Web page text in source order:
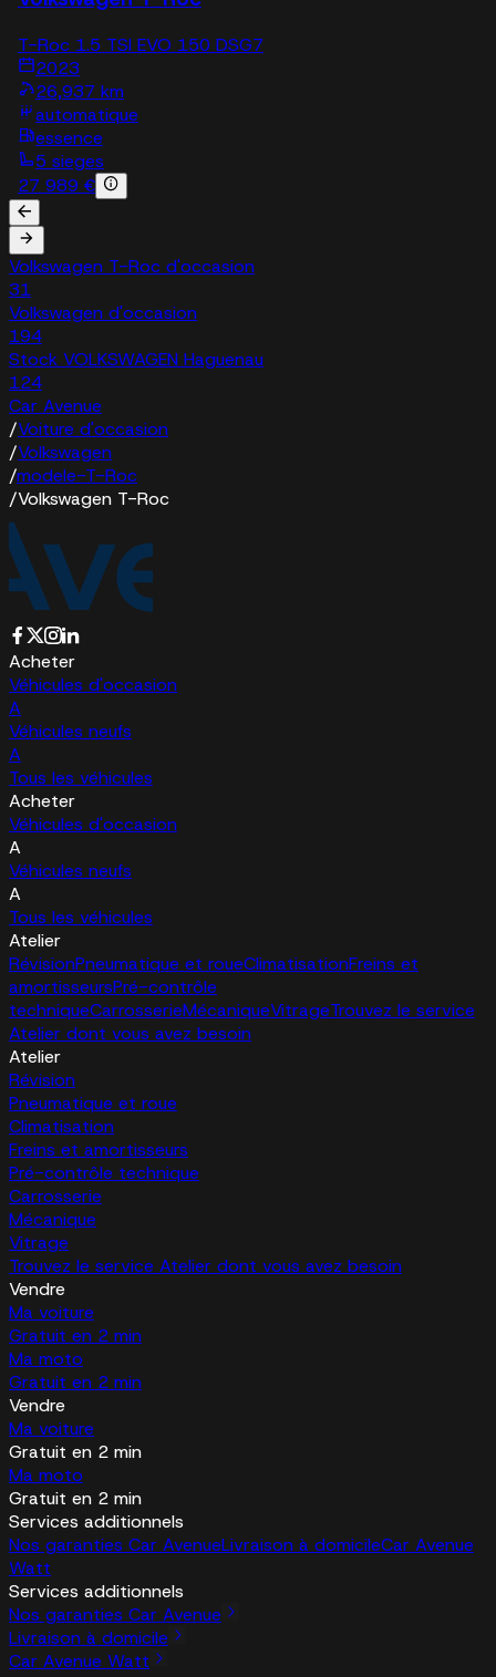
T-Roc 1.5 TSI EVO 150 DSG7
2023
26,937 km
automatique
essence
5 sieges
27 989 €
Volkswagen T-Roc d'occasion
31
Volkswagen d'occasion
194
Stock VOLKSWAGEN Haguenau
124
Car Avenue
/Voiture d'occasion
/Volkswagen
/modele-T-Roc
/Volkswagen T-Roc
Acheter
Véhicules d'occasion
A
Véhicules neufs
A
Tous les véhicules
Acheter
Véhicules d'occasion
A
Véhicules neufs
A
Tous les véhicules
Atelier
RévisionPneumatique et roueClimatisationFreins et
amortisseursPré-contrôle
techniqueCarrosserieMécaniqueVitrageTrouvez le service
Atelier dont vous avez besoin
Atelier
Révision
Pneumatique et roue
Climatisation
Freins et amortisseurs
Pré-contrôle technique
Carrosserie
Mécanique
Vitrage
Trouvez le service Atelier dont vous avez besoin
Vendre
Ma voiture
Gratuit en 2 min
Ma moto
Gratuit en 2 min
Vendre
Ma voiture
Gratuit en 2 min
Ma moto
Gratuit en 2 min
Services additionnels
Nos garanties Car AvenueLivraison à domicileCar Avenue
Watt
Services additionnels
Nos garanties Car Avenue
Livraison à domicile
Car Avenue Watt